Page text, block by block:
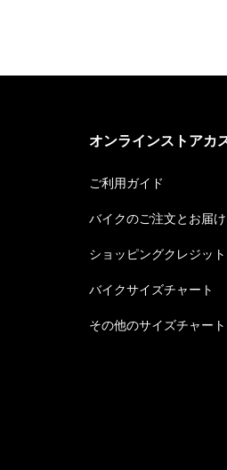
オンラインストアカ
ご利用ガイド
バイクのご注文とお届け
ショッピングクレジット
バイクサイズチャート
その他のサイズチャート